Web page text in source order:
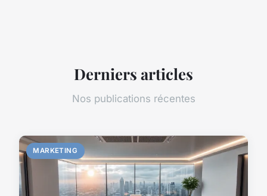
Derniers articles
Nos publications récentes
MARKETING